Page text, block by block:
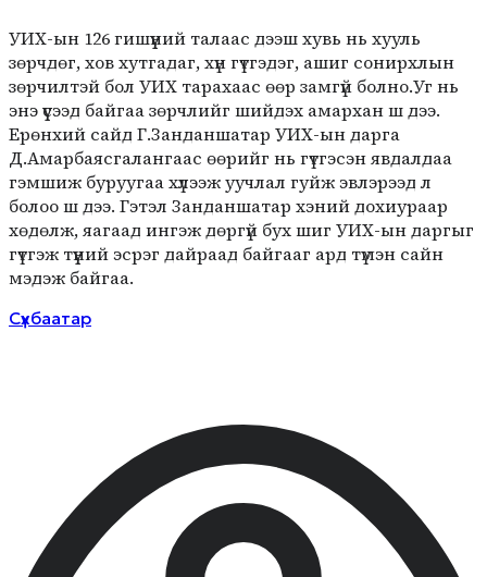
УИХ-ын 126 гишүүний талаас дээш хувь нь хууль
зөрчдөг, хов хутгадаг, хүн гүтгэдэг, ашиг сонирхлын
зөрчилтэй бол УИХ тарахаас өөр замгүй болно.Уг нь
энэ үүсээд байгаа зөрчлийг шийдэх амархан ш дээ.
Ерөнхий сайд Г.Занданшатар УИХ-ын дарга
Д.Амарбаясгалангаас өөрийг нь гүтгэсэн явдалдаа
гэмшиж буруугаа хүлээж уучлал гуйж эвлэрээд л
болоо ш дээ. Гэтэл Занданшатар хэний дохиураар
хөдөлж, яагаад ингэж дөргүй бух шиг УИХ-ын даргыг
гүтгэж түүний эсрэг дайраад байгааг ард түмэн сайн
мэдэж байгаа.
Сүхбаатар